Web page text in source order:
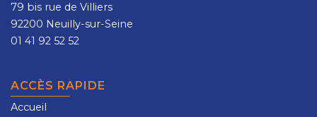
79 bis rue de Villiers
92200 Neuilly-sur-Seine
01 41 92 52 52
ACCÈS RAPIDE
Accueil